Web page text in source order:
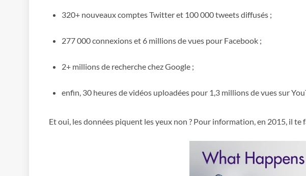
320+ nouveaux comptes Twitter et 100 000 tweets diffusés ;
277 000 connexions et 6 millions de vues pour Facebook ;
2+ millions de recherche chez Google ;
enfin, 30 heures de vidéos uploadées pour 1,3 millions de vues sur
Et oui, les données piquent les yeux non ? Pour information, en 2015, il